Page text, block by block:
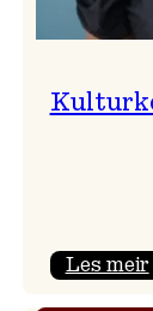
Les meir: